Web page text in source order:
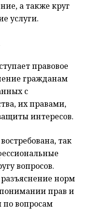
а также круг
услуги.
правовое
гражданам
с
их правами,
интересов.
так
вопросов.
норм
прав и
по вопросам